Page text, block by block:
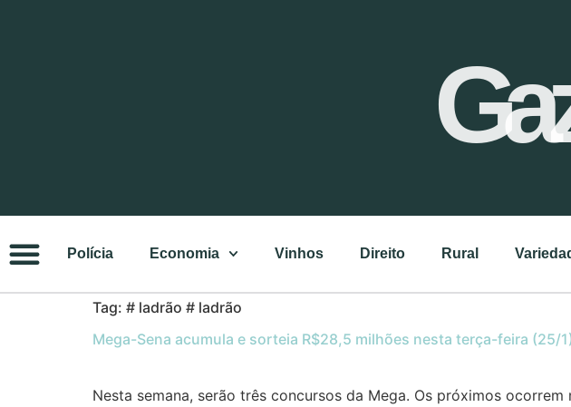
Polícia Economia Vinhos Direito Rural
Tag: # ladrão # ladrão
Mega-Sena acumula e sorteia R$28,5 milhões nesta terça-feira (25/
Nesta semana, serão três concursos da Mega. Os próximos